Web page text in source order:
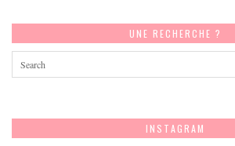
UNE RECHERCHE ?
INSTAGRAM